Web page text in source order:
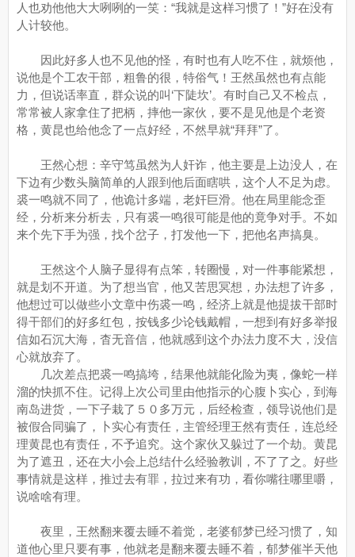
人也劝他他大大咧咧的一笑：“我就是这样习惯了！”好在没有
人计较他。
因此好多人也不见他的怪，有时也有人吃不住，就烦他，
说他是个工农干部，粗鲁的很，特俗气！王然虽然也有点能
力，但说话率直，群众说的叫‘下陡坎’。有时自己又不检点，
常常被人家拿住了把柄，摔他一家伙，要不是见他是个老资
格，黄昆也给他念了一点好经，不然早就“拜拜”了。
王然心想：辛守笃虽然为人奸诈，他主要是上边没人，在
下边有少数头脑简单的人跟到他后面瞎哄，这个人不足为虑。
裘一鸣就不同了，他诡计多端，老奸巨滑。他在局里能念歪
经，分析来分析去，只有裘一鸣很可能是他的竟争对手。不如
来个先下手为强，找个岔子，打发他一下，把他名声搞臭。
王然这个人脑子显得有点笨，转圈慢，对一件事能紧想，
就是划不开道。为了想当官，他又苦思冥想，办法想了许多，
他想过可以做些小文章中伤裘一鸣，经济上就是他提拔干部时
得干部们的好多红包，按钱多少论钱戴帽，一想到有好多举报
信如石沉大海，杳无音信，他就感到这个办法力度不大，没信
心就放弃了。
几次差点把裘一鸣搞垮，结果他就能化险为夷，像蛇一样
溜的快抓不住。记得上次公司里由他指示的心腹卜实心，到海
南岛进货，一下子栽了５０多万元，后经检查，领导说他们是
被假合同骗了，卜实心有责任，主管经理王然有责任，连总经
理黄昆也有责任，不予追究。这个家伙又躲过了一个劫。黄昆
为了遮丑，还在大小会上总结什么经验教训，不了了之。好些
事情就是这样，推过去有罪，拉过来有功，看你嘴往哪里嚼，
说啥啥有理。
夜里，王然翻来覆去睡不着觉，老婆郁梦已经习惯了，知
道他心里只要有事，他就老是翻来覆去睡不着，郁梦催半天他